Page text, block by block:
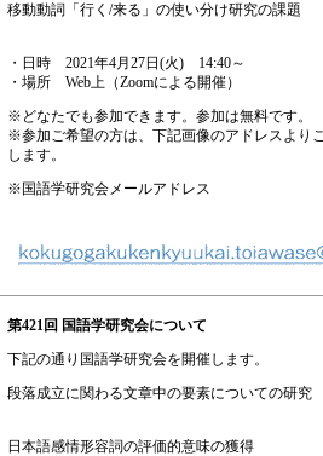
移動動詞「行く/来る」の使い分け研究の課題
・日時 2021年4月 27日 (火) 14:40～
・場所 Web上（Zoomによる開催）
※どなたでも参加できます。参加は無料です。
※参加ご希望の方は、下記画像のアドレスより
します。
※国語学研究会メールアドレス
第421回 国語学研究会について
下記の通り 国語学研究会を開催します。
段落成立に関わる文章中の要素についての研
日本語感情形容詞の評価的意味の獲得